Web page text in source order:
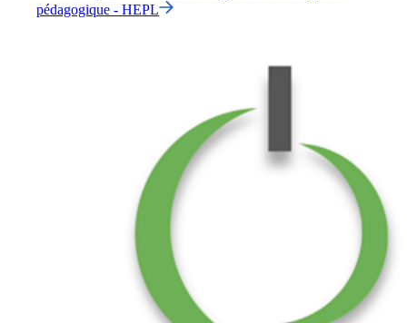
pédagogique - HEPL